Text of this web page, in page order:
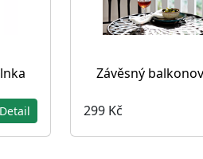
Detail
Závěsný
299 Kč